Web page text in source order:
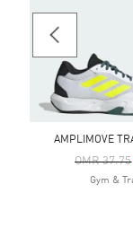
Price Reduced From
OMR 37.75
To